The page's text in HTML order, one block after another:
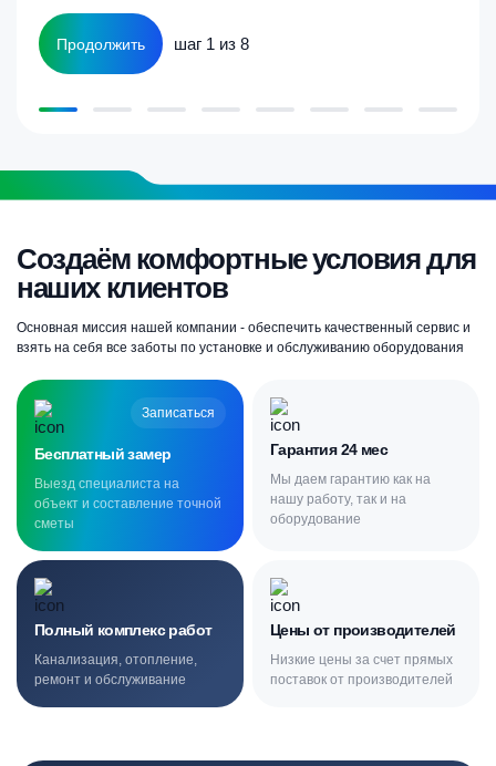
Продолжить шаг 1 из 8
Создаём комфортные условия для
наших клиентов
Основная миссия нашей компании - обеспечить качественный сервис и
взять на себя все заботы по установке и обслуживанию оборудования
Записаться
Бесплатный замер
Выезд специалиста на
объект и составление точной
сметы
Гарантия 24 мес
Мы даем гарантию как на
нашу работу, так и на
оборудование
Полный комплекс работ
Канализация, отопление,
ремонт и обслуживание
Цены от производителей
Низкие цены за счет прямых
поставок от производителей